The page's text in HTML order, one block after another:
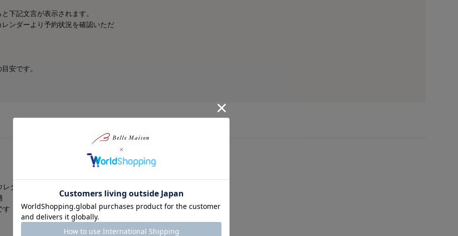
下記文言が表示されます。
ンダーより予約状況を確認いただ
安です。
タンフォームを採用
す